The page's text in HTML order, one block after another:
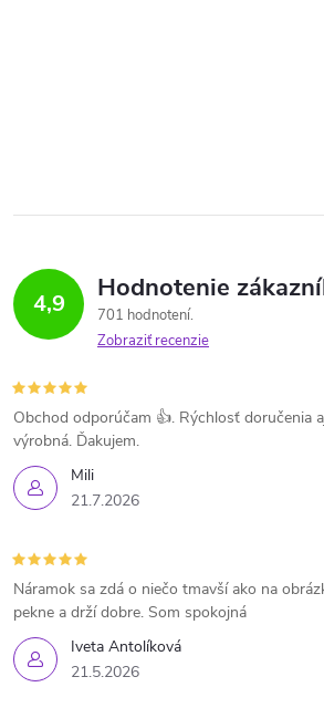
4,9 Hodnotenie
701 hodnotení
Zobraziť recenzie
Mili
21.7.2026
Obchod odporúčam 👍. Rýchlosť doručenia
výrobná. Ďakujem.
Iveta Antolíková
21.5.2026
Náramok sa zdá o niečo tmavší ako na
pekne a drží dobre. Som spokojná